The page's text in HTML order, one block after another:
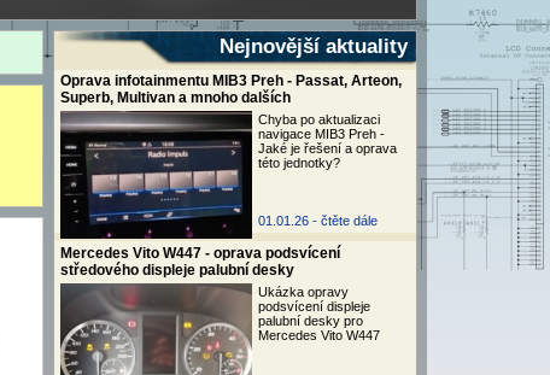
Nejnovější aktuality
Oprava infotainmentu MIB3 Preh - Passat, Arteon,
Superb, Multivan a mnoho dalších
Chyba po aktualizaci
navigace MIB3 Preh -
Jaké je řešení a oprava
této jednotky?
01.01.26 - čtěte dále
Mercedes Vito W447 - oprava podsvícení
středového displeje palubní desky
Ukázka opravy
podsvícení displeje
palubní desky pro
Mercedes Vito W447